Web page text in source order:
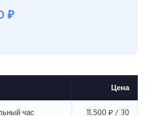
₽
Цена
час
11.500 ₽ / 30